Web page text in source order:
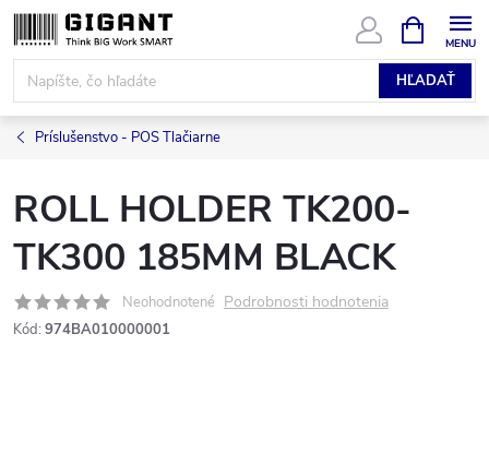
Prejsť
na
obsah
HĽADAŤ
KOŠÍK
Príslušenstvo - POS Tlačiarne
ROLL HOLDER TK200-
TK300 185MM BLACK
Neohodnotené Podrobnosti hodnotenia
Kód: 974BA010000001